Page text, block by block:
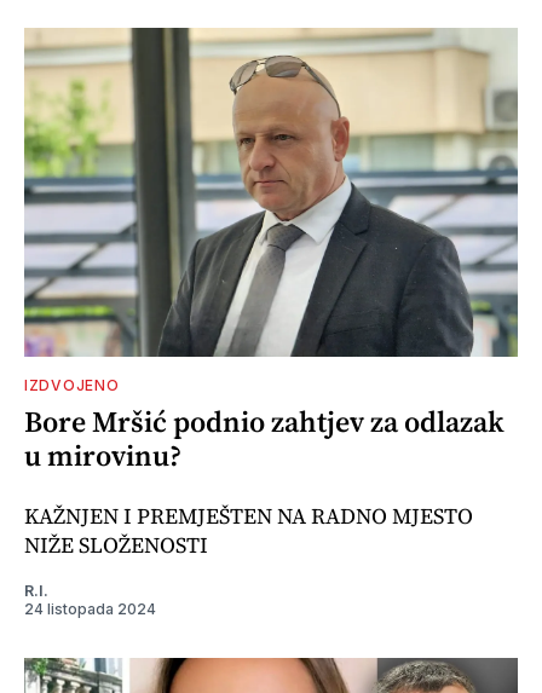
IZDVOJENO
Bore Mršić podnio zahtjev za odlazak
u mirovinu?
KAŽNJEN I PREMJEŠTEN NA RADNO MJESTO
NIŽE SLOŽENOSTI
R.I.
24 listopada 2024